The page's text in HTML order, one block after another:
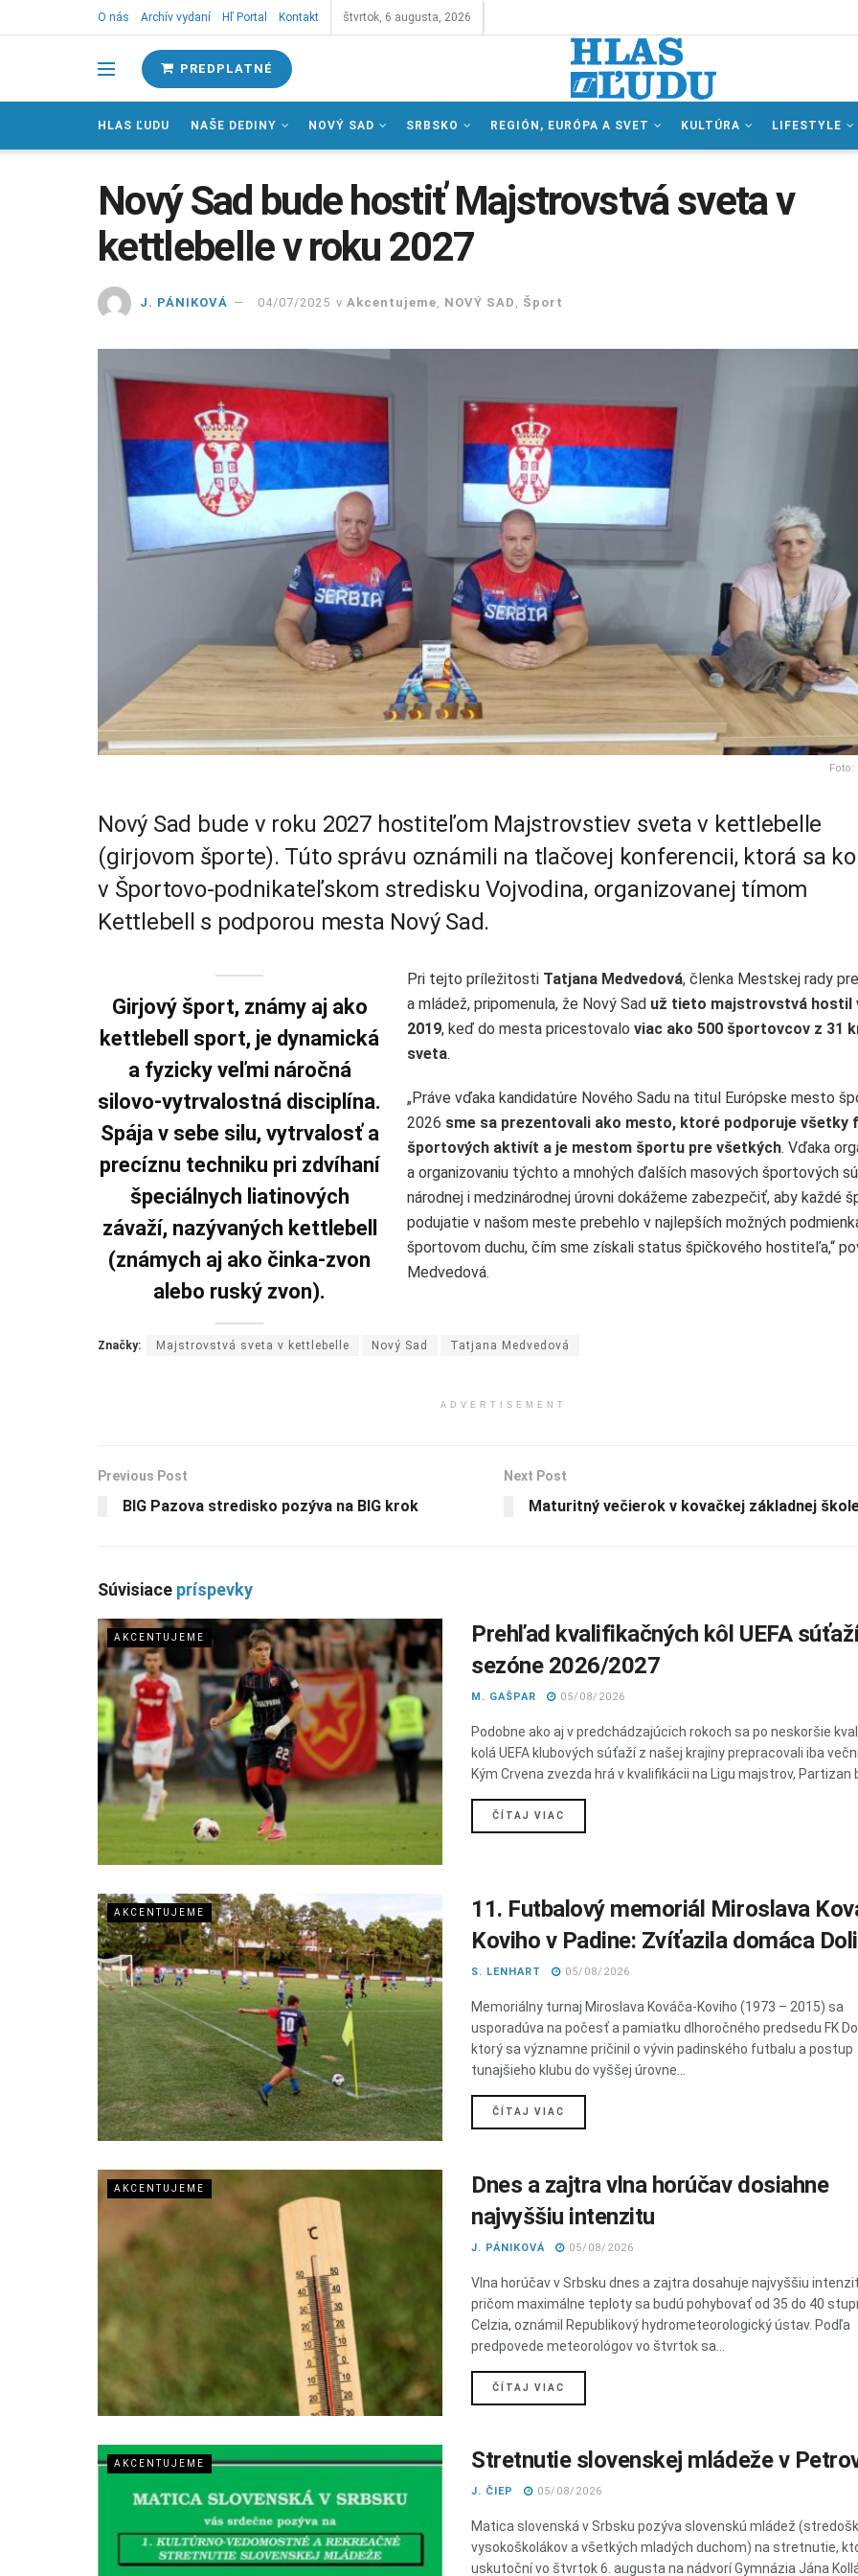
O nás Archív vydaní Hľ Portal Kontakt štvrtok, 6 augusta, 2026
PREDPLATNÉ
HLAS ĽUDU NAŠE DEDINY NOVÝ SAD SRBSKO REGIÓN, EURÓPA A SVET KULTÚRA LIFESTYLE
Nový Sad bude hostiť Majstrovstvá sveta v
kettlebelle v roku 2027
J. PÁNIKOVÁ 04/07/2025 v Akcentujeme NOVÝ SAD Šport
Foto:
Nový Sad bude v roku 2027 hostiteľom Majstrovstiev sveta v kettlebelle
(girjovom športe). Túto správu oznámili na tlačovej konferencii, ktorá sa
v Športovo-podnikateľskom stredisku Vojvodina, organizovanej tímom
Kettlebell s podporou mesta Nový Sad.
Girjový šport, známy aj ako
kettlebell sport, je dynamická
a fyzicky veľmi náročná
silovo-vytrvalostná disciplína.
Spája v sebe silu, vytrvalosť a
precíznu techniku pri zdvíhaní
špeciálnych liatinových
závaží, nazývaných kettlebell
(známych aj ako činka-zvon
alebo ruský zvon).
Pri tejto príležitosti Tatjana Medvedová, členka Mestskej rady
a mládež, pripomenula, že Nový Sad už tieto majstrovstvá hostil
2019, keď do mesta pricestovaloviac ako 500 športovcov z 31
sveta.
„Práve vďaka kandidatúre Nového Sadu na titul Európske mesto
2026 sme sa prezentovali ako mesto, ktoré podporuje všetky
športových aktivít a je mestom športu pre všetkých. Vďaka
a organizovaniu týchto a mnohých ďalších masových športových
národnej i medzinárodnej úrovni dokážeme zabezpečiť, aby každé
podujatie v našom meste prebehlo v najlepších možných
športovom duchu, čím sme získali status špičkového hostiteľa,“
Medvedová.
Značky: Majstrovstvá sveta v kettlebelle Nový Sad Tatjana Medvedová
ADVERTISEMENT
Previous Post
BIG Pazova stredisko pozýva na BIG krok
Next Post
Maturitný večierok v kovačkej základnej
Súvisiace príspevky
AKCENTUJEME
Prehľad kvalifikačných kôl UEFA
sezóne 2026/2027
M. GAŠPAR 05/08/2026
Podobne ako aj v predchádzajúcich rokoch sa po neskoršie
kolá UEFA klubových súťaží z našej krajiny prepracovali iba
Kým Crvena zvezda hrá v kvalifikácii na Ligu majstrov, Partizan
ČÍTAJ VIAC
AKCENTUJEME
11. Futbalový memoriál Miroslava
Koviho v Padine: Zvíťazila domáca
S. LENHART 05/08/2026
Memoriálny turnaj Miroslava Kováča-Koviho (1973 – 2015) sa
usporadúva na počesť a pamiatku dlhoročného predsedu FK
ktorý sa významne pričinil o vývin padinského futbalu a postup
tunajšieho klubu do vyššej úrovne...
ČÍTAJ VIAC
AKCENTUJEME
Dnes a zajtra vlna horúčav dosiahne
najvyššiu intenzitu
J. PÁNIKOVÁ 05/08/2026
Vlna horúčav v Srbsku dnes a zajtra dosahuje najvyššiu
pričom maximálne teploty sa budú pohybovať od 35 do 40
Celzia, oznámil Republikový hydrometeorologický ústav. Podľa
predpovede meteorológov vo štvrtok sa...
ČÍTAJ VIAC
AKCENTUJEME Stretnutie slovenskej mládeže v
J. ČIEP 05/08/2026
Matica slovenská v Srbsku pozýva slovenskú mládež
vysokoškolákov a všetkých mladých duchom) na stretnutie,
uskutoční vo štvrtok 6. augusta na nádvorí Gymnázia Jána